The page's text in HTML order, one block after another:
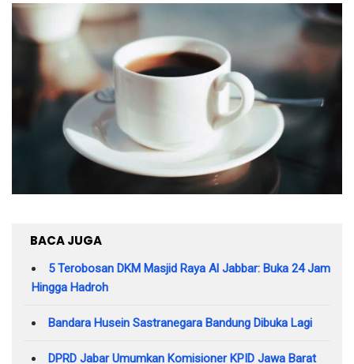
BACA JUGA
5 Terobosan DKM Masjid Raya Al Jabbar: Buka 24 Jam
Hingga Hadroh
Bandara Husein Sastranegara Bandung Dibuka Lagi
DPRD Jabar Umumkan Komisioner KPID Jawa Barat